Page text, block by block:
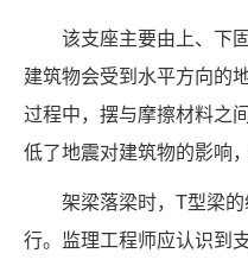
该支座主要由上、下
建筑物会受到水平方向的
过程中，摆与摩擦材料之
低了地震对建筑物的影响
架梁落梁时，T型梁
行。监理工程师应认识到